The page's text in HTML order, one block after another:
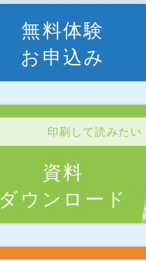
無料体験
お申込み
印刷して読みたい
資料
ダウンロード